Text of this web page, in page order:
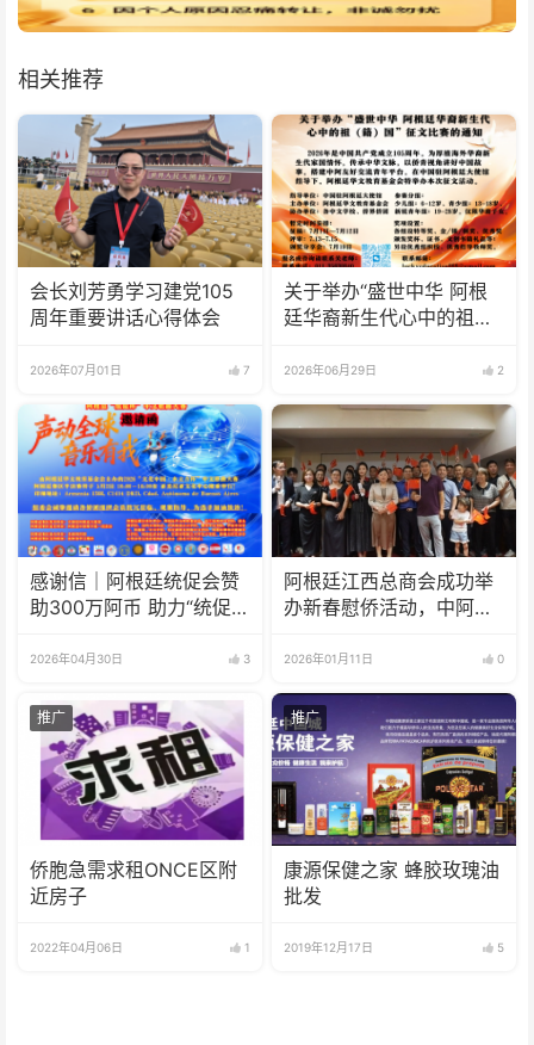
相关推荐
会长刘芳勇学习建党105
周年重要讲话心得体会
2026年07月01日 7
关于举办“盛世中华 阿根
廷华裔新生代心中的祖
2026年06月29日 2
感谢信｜阿根廷统促会赞
助300万阿币 助力“统促
满举办
2026年04月30日 3
阿根廷江西总商会成功举
办新春慰侨活动，中阿合
2026年01月11日 0
推广
侨胞急需求租ONCE区附
近房子
2022年04月06日 1
推广
康源保健之家 蜂胶玫瑰油
批发
2019年12月17日 5